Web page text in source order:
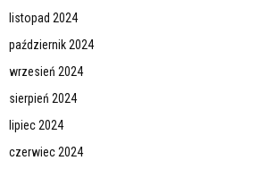
listopad 2024
październik 2024
wrzesień 2024
sierpień 2024
lipiec 2024
czerwiec 2024